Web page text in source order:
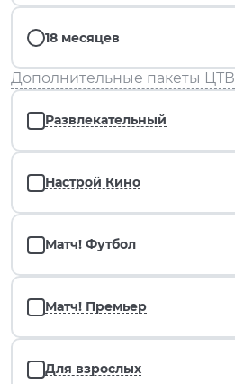
18 месяцев
Дополнительные пакеты ЦТВ
Развлекательный
Настрой Кино
Матч! Футбол
Матч! Премьер
Для взрослых